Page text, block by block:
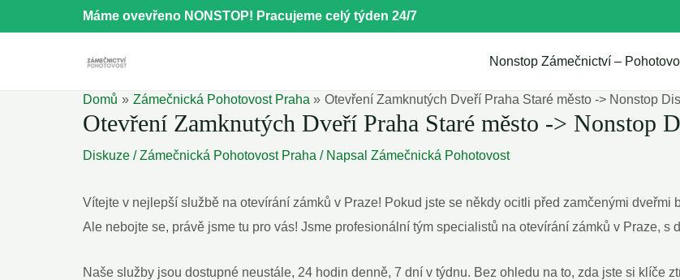
na
Máme ovevřeno NONSTOP! Pracujeme celý týden 24/7
Nonstop Zámečnictví –
Domů Zámečnická Pohotovost Praha Otevření Zamknutých Dveří Praha Staré město -> Nonstop
Otevření Zamknutých Dveří Praha Staré město -> Nonstop
Diskuze /Zámečnická Pohotovost Praha / Napsal Zámečnická Pohotovost
Vítejte v nejlepší službě na otevírání ‍zámků⁢ v Praze! Pokud jste se​ někdy ocitli před zamčenými ‌dveřmi
Ale nebojte se, právě jsme tu​ pro vás! Jsme profesionální tým specialistů na otevírání zámků v Praze, s
Naše služby jsou dostupné neustále, 24 hodin denně, 7 dní v týdnu. Bez ohledu na to, zda jste si klíče